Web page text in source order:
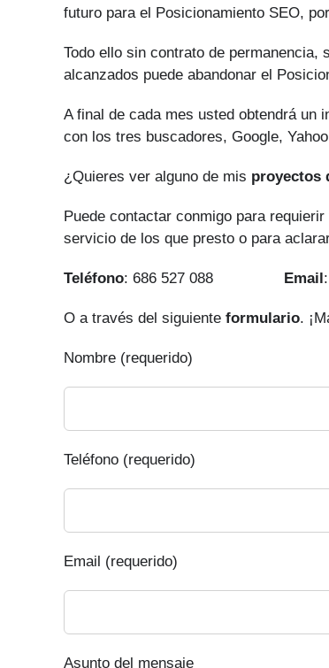
futuro para el Posicionamiento SEO,
Todo ello sin contrato de
alcanzados puede abandonar el
A final de cada mes usted obtendrá un
con los tres buscadores, Google,
¿Quieres ver alguno de mis proyectos
Puede contactar conmigo para requierir
servicio de los que presto o para
Teléfono: 686 527 088 Email:
O a través del siguiente formulario.
Nombre (requerido)
Teléfono (requerido)
Email (requerido)
Asunto del mensaje